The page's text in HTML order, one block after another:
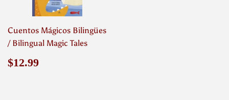
Cuentos Mágicos Bilingües
/ Bilingual Magic Tales
Precio
$12.99